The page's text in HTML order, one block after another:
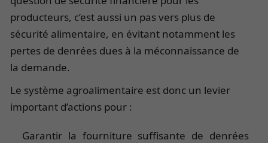
producteurs, c’est aussi un pas vers plus de
sécurité alimentaire, en évitant notamment les
pertes de denrées dues à la méconnaissance de
la demande.
Le système agroalimentaire est donc un levier
important d’actions pour :
Garantir la fourniture suffisante de denrées